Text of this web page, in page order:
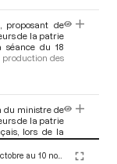
proposant de
de la patrie
séance du 18
production des
du ministre de
de la patrie
lors de la
[Motion et